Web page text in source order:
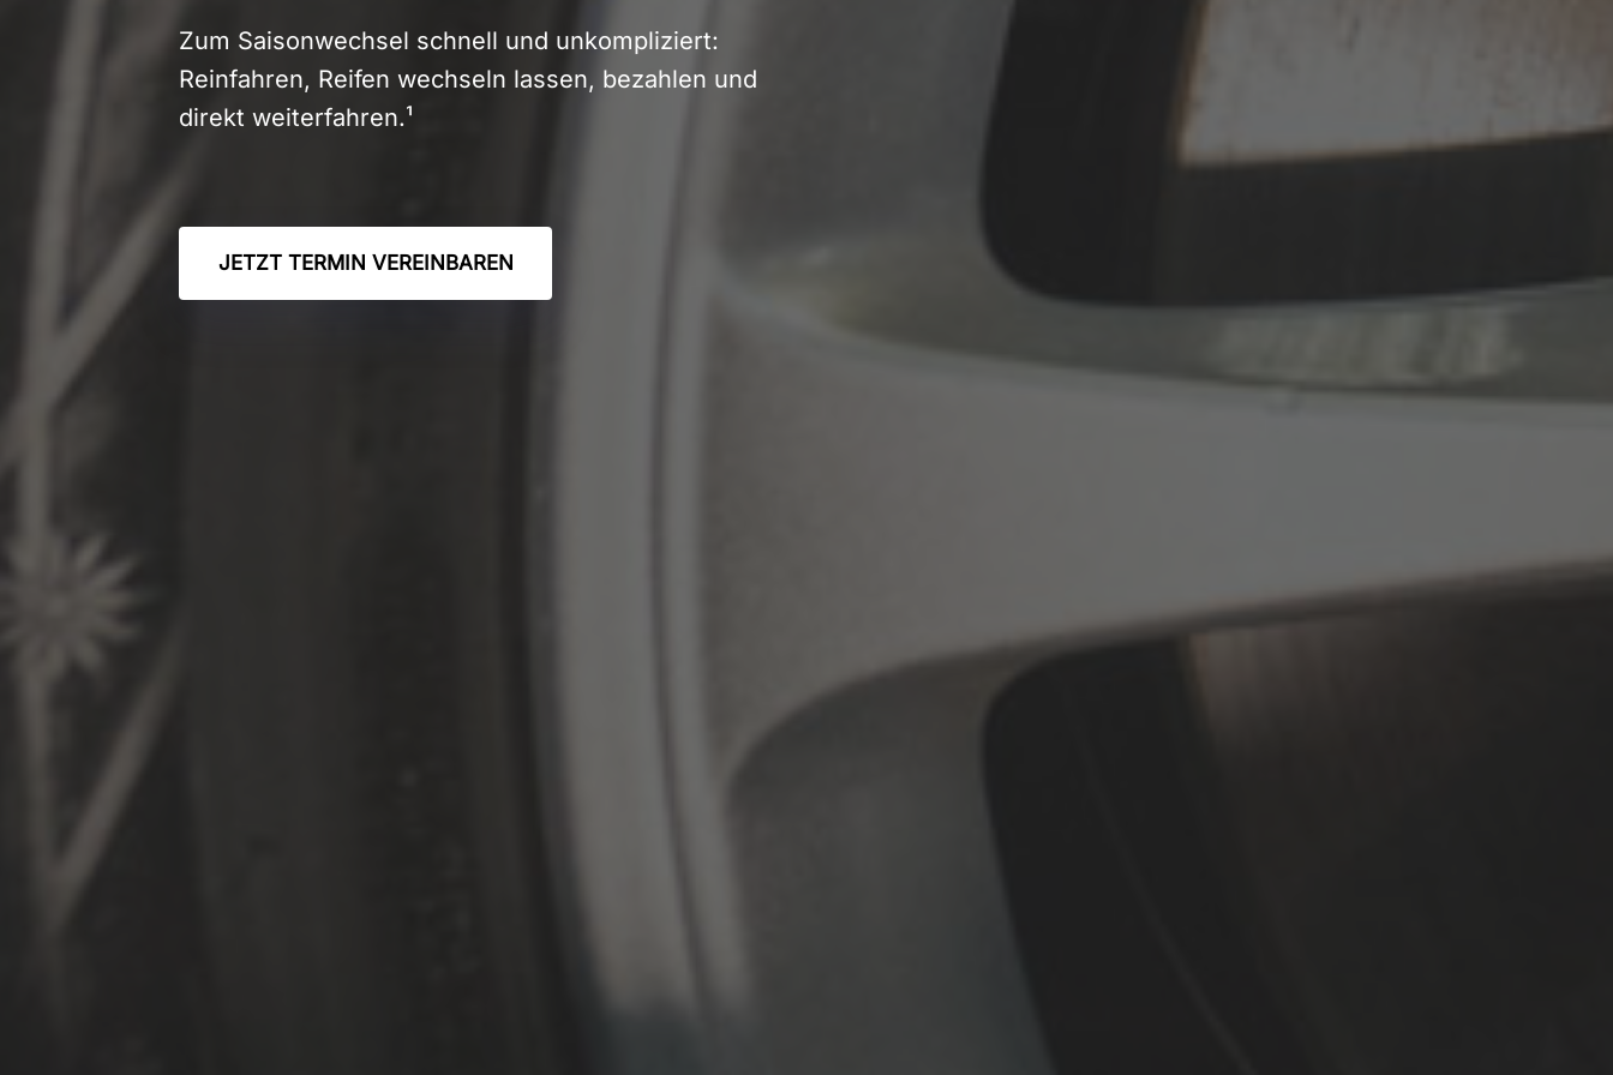
Zum Saisonwechsel schnell und unkompliziert:
Reinfahren, Reifen wechseln lassen, bezahlen und
direkt weiterfahren.¹
JETZT TERMIN VEREINBAREN